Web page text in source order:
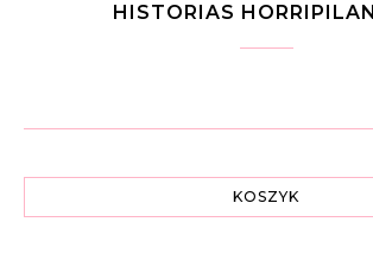
HISTORIAS
KOSZYK